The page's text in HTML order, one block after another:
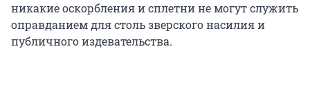
никакие оскорбления и сплетни не могут служить
оправданием для столь зверского насилия и
публичного издевательства.